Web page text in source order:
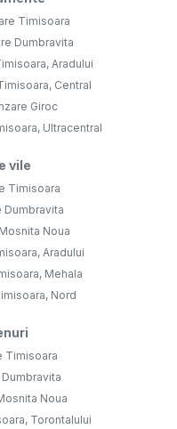
Timisoara
Dumbravita
Aradului
Central
Giroc
Ultracentral
vile
Timisoara
Dumbravita
Noua
Aradului
Mehala
Nord
Timisoara
Noua
Torontalului